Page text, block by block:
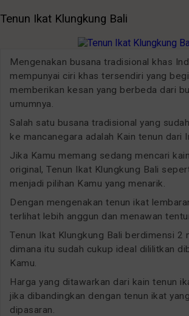
Tenun Ikat Klungkung Bali
Mengenakan busana tradisional khas
mempunyai ciri khas tersendiri yang
memberikan kesan yang berbeda dari
umumnya.
Salah satu busana tradisional yang
ke mancanegara adalah Kain tenun dari
Jika Kamu memang sedang mencari
original, Tenun Ikat Klungkung Bali
menjadi pilihan Kamu yang menarik.
Dengan mengenakan tenun ikat
terlihat lebih anggun dan menawan
Tenun Ikat Klungkung Bali berdimensi 2
dimana itu sudah cukup ideal dililitkan
Kamu.
Harga yang ditawarkan dari kain tenun
jika dibandingkan dengan tenun ikat
dipasaran.